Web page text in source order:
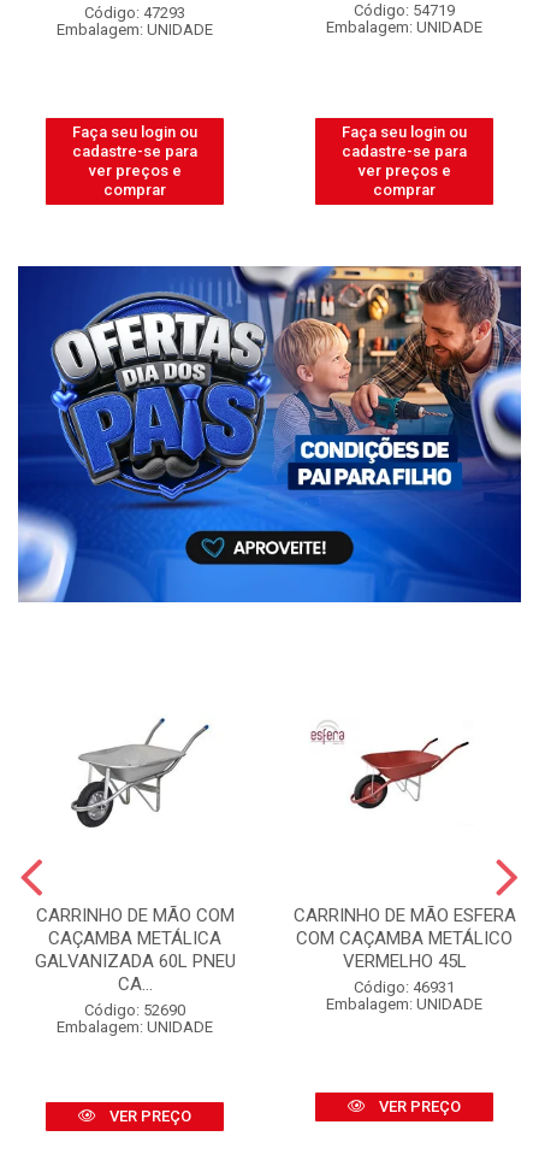
Código: 47293
Embalagem: UNIDADE
Faça seu login ou
cadastre-se para
ver preços e
comprar
Código: 54719
Embalagem: UNIDADE
Faça seu login ou
cadastre-se para
ver preços e
comprar
CARRINHO DE MÃO COM
CAÇAMBA METÁLICA
GALVANIZADA 60L PNEU
CA...
Código: 52690
Embalagem: UNIDADE
VER PREÇO
CARRINHO DE MÃO ESFERA
COM CAÇAMBA METÁLICO
VERMELHO 45L
Código: 46931
Embalagem: UNIDADE
VER PREÇO